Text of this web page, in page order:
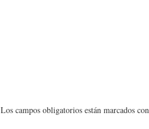
Los campos obligatorios están marcados con